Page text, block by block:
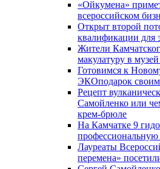
«Ойкумена»
всероссийском
Открыт второй
квалификации для
Жители
макулатуру в
Готовимся к
ЭКОподарок
Рецепт
Самойленко или
крем-брюле
На Камчатке 9
Лауреаты
перемена»